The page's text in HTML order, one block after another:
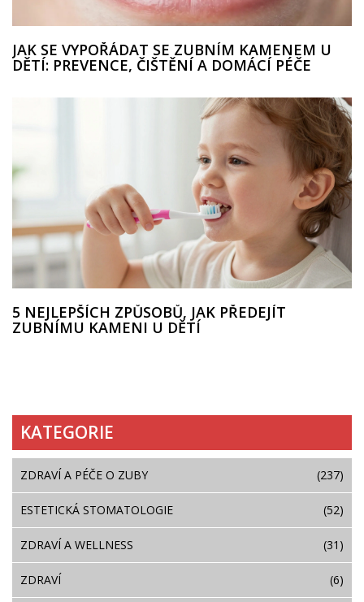
JAK SE VYPOŘÁDAT SE ZUBNÍM KAMENEM U
DĚTÍ: PREVENCE, ČIŠTĚNÍ A DOMÁCÍ PÉČE
5 NEJLEPŠÍCH ZPŮSOBŮ, JAK PŘEDEJÍT
ZUBNÍMU KAMENI U DĚTÍ
KATEGORIE
ZDRAVÍ A PÉČE O ZUBY (237)
ESTETICKÁ STOMATOLOGIE (52)
ZDRAVÍ A WELLNESS (31)
ZDRAVÍ (6)